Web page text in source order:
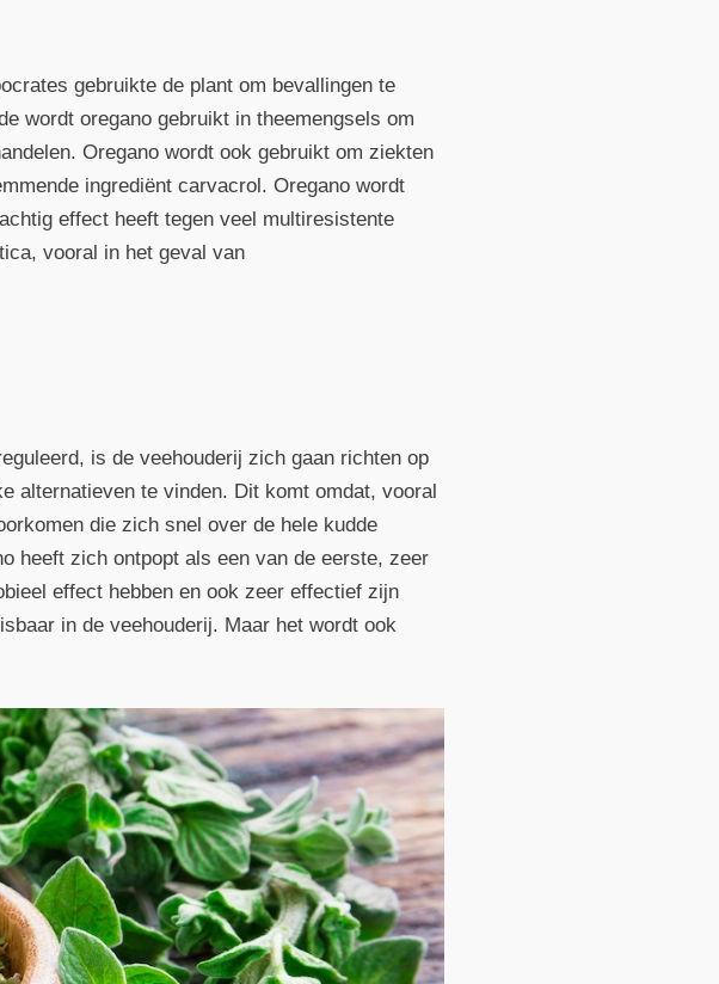
gebruikte de plant om bevallingen te
wordt oregano gebruikt in theemengsels om
Oregano wordt ook gebruikt om ziekten
ingrediënt carvacrol. Oregano wordt
effect heeft tegen veel multiresistente
vooral in het geval van
is de veehouderij zich gaan richten op
alternatieven te vinden. Dit komt omdat, vooral
die zich snel over de hele kudde
heeft zich ontpopt als een van de eerste, zeer
effect hebben en ook zeer effectief zijn
in de veehouderij. Maar het wordt ook